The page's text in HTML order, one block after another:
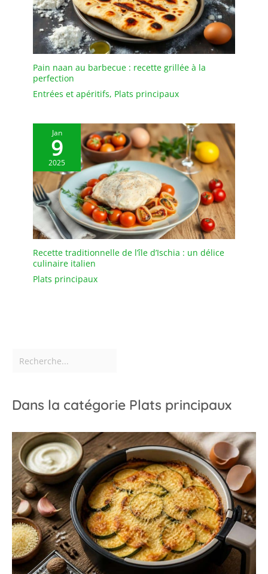
envoyer un e-mail. Nous
traiterons vos
commandes en temps
opportun et vous
apporterons une
expérience d'achat
Pain naan au barbecue : recette grillée à la
perfection
Entrées et apéritifs, Plats principaux
Jan
9
2025
Recette traditionnelle de l’île d’Ischia : un délice
culinaire italien
Plats principaux
Dans la catégorie Plats principaux